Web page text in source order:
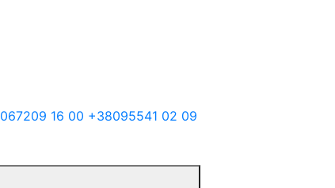
067209 16 00 +38095541 02 09